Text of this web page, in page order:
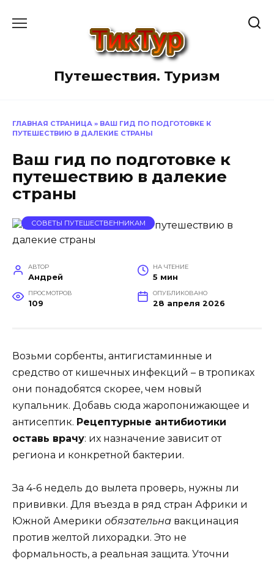
Путешествия. Туризм
ГЛАВНАЯ СТРАНИЦА » ВАШ ГИД ПО ПОДГОТОВКЕ К
ПУТЕШЕСТВИЮ В ДАЛЕКИЕ СТРАНЫ
Ваш гид по подготовке к
путешествию в далекие
страны
СОВЕТЫ ПУТЕШЕСТВЕННИКАМ
АВТОР
Андрей
НА ЧТЕНИЕ
5 мин
ПРОСМОТРОВ
109
ОПУБЛИКОВАНО
28 апреля 2026
Возьми сорбенты, антигистаминные и
средство от кишечных инфекций – в тропиках
они понадобятся скорее, чем новый
купальник. Добавь сюда жаропонижающее и
антисептик. Рецептурные антибиотики
оставь врачу: их назначение зависит от
региона и конкретной бактерии.
За 4-6 недель до вылета проверь, нужны ли
прививки. Для въезда в ряд стран Африки и
Южной Америки обязательна вакцинация
против желтой лихорадки. Это не
формальность, а реальная защита. Уточни